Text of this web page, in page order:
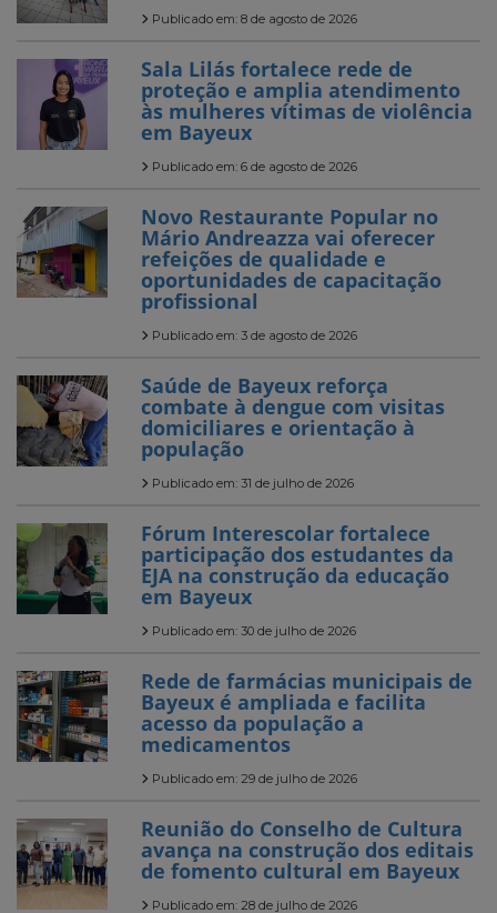
Publicado em: 8 de agosto de 2026
Sala Lilás fortalece rede de
proteção e amplia atendimento
às mulheres vítimas de violência
em Bayeux
Publicado em: 6 de agosto de 2026
Novo Restaurante Popular no
Mário Andreazza vai oferecer
refeições de qualidade e
oportunidades de capacitação
profissional
Publicado em: 3 de agosto de 2026
Saúde de Bayeux reforça
combate à dengue com visitas
domiciliares e orientação à
população
Publicado em: 31 de julho de 2026
Fórum Interescolar fortalece
participação dos estudantes da
EJA na construção da educação
em Bayeux
Publicado em: 30 de julho de 2026
Rede de farmácias municipais de
Bayeux é ampliada e facilita
acesso da população a
medicamentos
Publicado em: 29 de julho de 2026
Reunião do Conselho de Cultura
avança na construção dos editais
de fomento cultural em Bayeux
Publicado em: 28 de julho de 2026